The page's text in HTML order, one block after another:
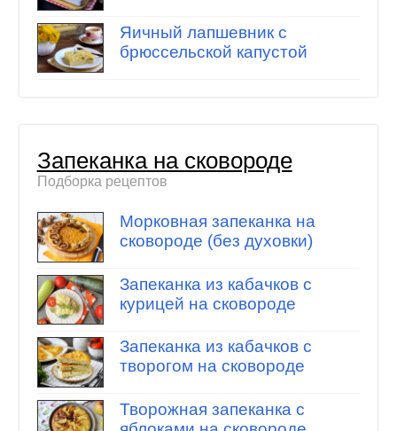
Яичный лапшевник с
брюссельской капустой
Запеканка на сковороде
Подборка рецептов
Морковная запеканка на
сковороде (без духовки)
Запеканка из кабачков с
курицей на сковороде
Запеканка из кабачков с
творогом на сковороде
Творожная запеканка с